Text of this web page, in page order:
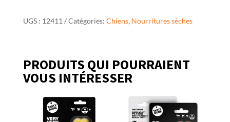
UGS : 12411 Catégories: Chiens, Nourritures sèches
PRODUITS QUI POURRAIENT
VOUS INTÉRESSER